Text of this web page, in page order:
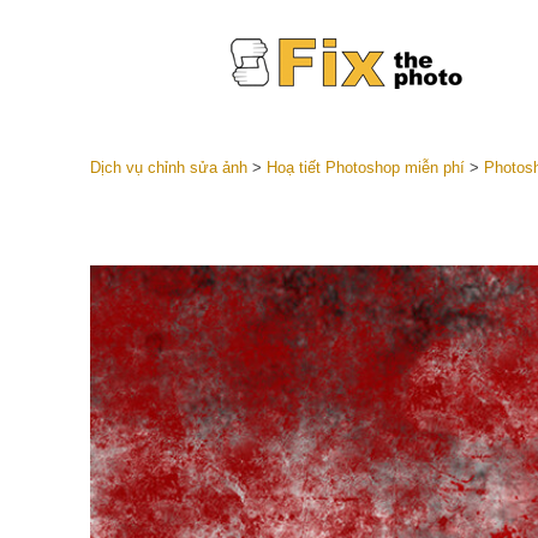
Dịch vụ
trước LR
Thỏa
Presets
Bộ sưu
Dịch vụ chỉnh sửa ảnh> Hoạ tiết Photoshop miễn phí>